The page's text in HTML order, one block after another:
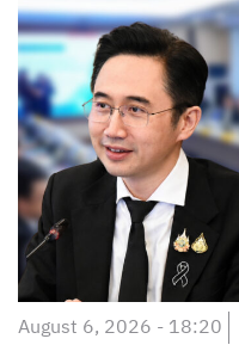
August 6, 2026 - 18:20